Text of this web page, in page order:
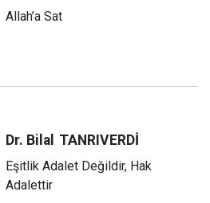
Allah’a Sat
Dr. Bilal TANRIVERDİ
Eşitlik Adalet Değildir, Hak
Adalettir